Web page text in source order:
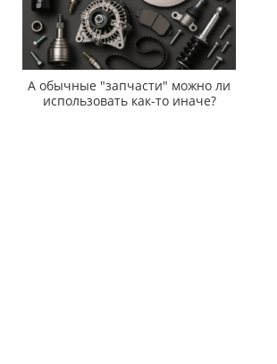
А обычные "запчасти" можно ли
использовать как-то иначе?